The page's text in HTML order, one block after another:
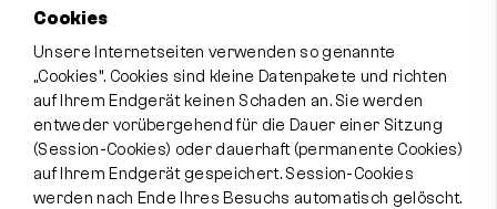
Cookies
Unsere Internetseiten verwenden so genannte
„Cookies“. Cookies sind kleine Datenpakete und richten
auf Ihrem Endgerät keinen Schaden an. Sie werden
entweder vorübergehend für die Dauer einer Sitzung
(Session-Cookies) oder dauerhaft (permanente Cookies)
auf Ihrem Endgerät gespeichert. Session-Cookies
werden nach Ende Ihres Besuchs automatisch gelöscht.